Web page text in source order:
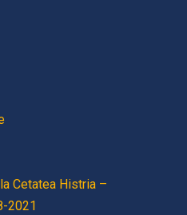
Cetatea Histria –
2021